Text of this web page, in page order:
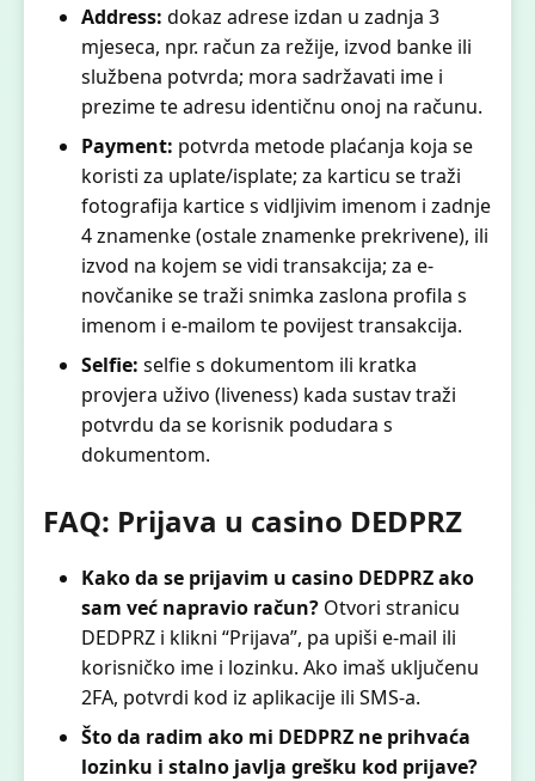
Address: dokaz adrese izdan u zadnja 3
mjeseca, npr. račun za režije, izvod banke ili
službena potvrda; mora sadržavati ime i
prezime te adresu identičnu onoj na računu.
Payment: potvrda metode plaćanja koja se
koristi za uplate/isplate; za karticu se traži
fotografija kartice s vidljivim imenom i zadnje
4 znamenke (ostale znamenke prekrivene), ili
izvod na kojem se vidi transakcija; za e-
novčanike se traži snimka zaslona profila s
imenom i e-mailom te povijest transakcija.
Selfie: selfie s dokumentom ili kratka
provjera uživo (liveness) kada sustav traži
potvrdu da se korisnik podudara s
dokumentom.
FAQ: Prijava u casino DEDPRZ
Kako da se prijavim u casino DEDPRZ ako
sam već napravio račun? Otvori stranicu
DEDPRZ i klikni “Prijava”, pa upiši e-mail ili
korisničko ime i lozinku. Ako imaš uključenu
2FA, potvrdi kod iz aplikacije ili SMS-a.
Što da radim ako mi DEDPRZ ne prihvaća
lozinku i stalno javlja grešku kod prijave?